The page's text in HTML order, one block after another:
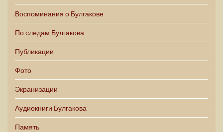
Воспоминания о Булгакове
По следам Булгакова
Публикации
Фото
Экранизации
Аудиокниги Булгакова
Память